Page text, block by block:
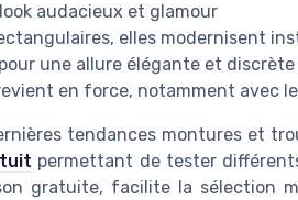
audacieux et glamour
elles modernisent
une allure élégante et discrète
en force, notamment avec
tendances montures et
permettant de tester
gratuite, facilite la sélection